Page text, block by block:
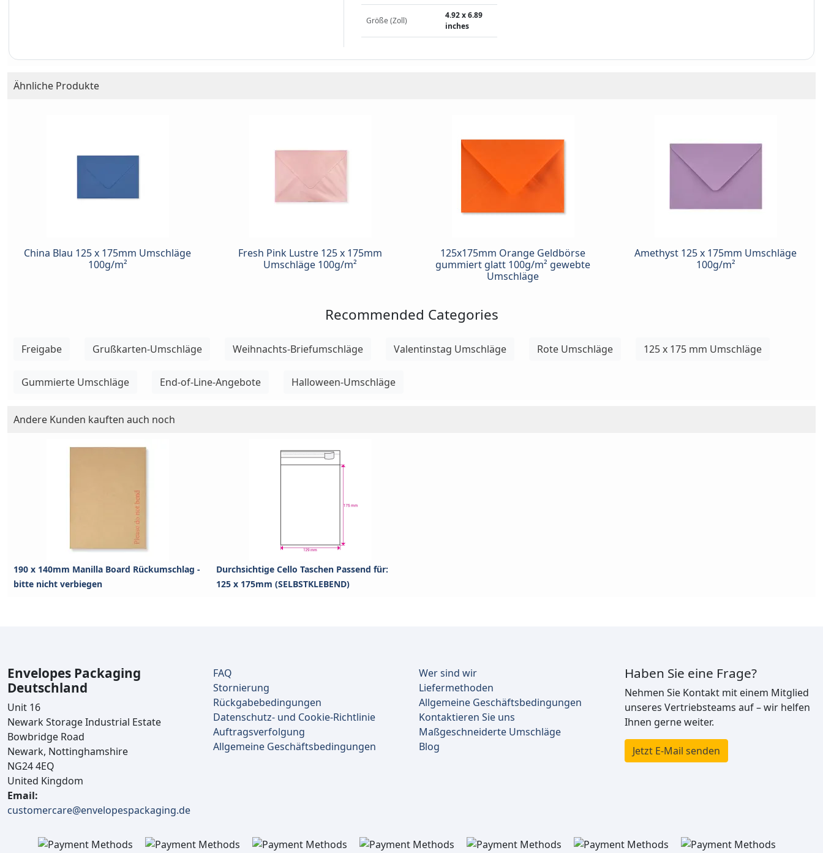
Größe (Zoll)
4.92 x 6.89
inches
Ähnliche Produkte
China Blau 125 x 175mm Umschläge
100g/m²
Fresh Pink Lustre 125 x 175mm
Umschläge 100g/m²
125x175mm Orange Geldbörse
gummiert glatt 100g/m² gewebte
Umschläge
Amethyst 125 x 175mm Umschläge
100g/m²
Recommended Categories
Freigabe Grußkarten-Umschläge Weihnachts-Briefumschläge Valentinstag Umschläge Rote Umschläge 125 x 175 mm Umschläge
Gummierte Umschläge End-of-Line-Angebote Halloween-Umschläge
Andere Kunden kauften auch noch
190 x 140mm Manilla Board Rückumschlag -
bitte nicht verbiegen
Durchsichtige Cello Taschen Passend für:
125 x 175mm (SELBSTKLEBEND)
Envelopes Packaging
Deutschland
Unit 16
Newark Storage Industrial Estate
Bowbridge Road
Newark, Nottinghamshire
NG24 4EQ
United Kingdom
Email:
customercare@envelopespackaging.de
FAQ
Stornierung
Rückgabebedingungen
Datenschutz- und Cookie-Richtlinie
Auftragsverfolgung
Allgemeine Geschäftsbedingungen
Wer sind wir
Liefermethoden
Allgemeine Geschäftsbedingungen
Kontaktieren Sie uns
Maßgeschneiderte Umschläge
Blog
Haben Sie eine Frage?
Nehmen Sie Kontakt mit einem Mitglied
unseres Vertriebsteams auf – wir helfen
Ihnen gerne weiter.
Jetzt E-Mail senden